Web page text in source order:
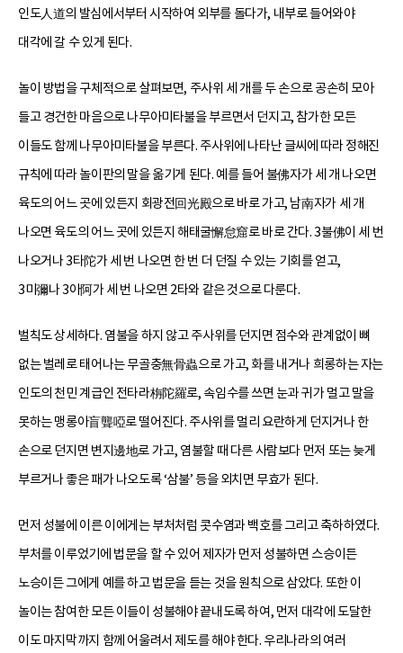
인도人道의 발심에서부터 시작하여 외부를 돌다가, 내부로 들어와야
대각에 갈 수 있게 된다.
놀이 방법을 구체적으로 살펴보면, 주사위 세 개를 두 손으로 공손히 모아
들고 경건한 마음으로 나무아미타불을 부르면서 던지고, 참가한 모든
이들도 함께 나무아미타불을 부른다. 주사위에 나타난 글씨에 따라 정해진
규칙에 따라 놀이판의 말을 옮기게 된다. 예를 들어 불佛자가 세 개 나오면
육도의 어느 곳에 있든지 회광전回光殿으로 바로 가고, 남南자가 세 개
나오면 육도의 어느 곳에 있든지 해태굴懈怠窟로 바로 간다. 3불佛이 세 번
나오거나 3타陀가 세 번 나오면 한 번 더 던질 수 있는 기회를 얻고,
3미彌나 3아阿가 세 번 나오면 2타와 같은 것으로 다룬다.
벌칙도 상세하다. 염불을 하지 않고 주사위를 던지면 점수와 관계없이 뼈
없는 벌레로 태어나는 무골충無骨蟲으로 가고, 화를 내거나 희롱하는 자는
인도의 천민 계급인 전타라栴陀羅로, 속임수를 쓰면 눈과 귀가 멀고 말을
못하는 맹롱아盲聾啞로 떨어진다. 주사위를 멀리 요란하게 던지거나 한
손으로 던지면 변지邊地로 가고, 염불할 때 다른 사람보다 먼저 또는 늦게
부르거나 좋은 패가 나오도록 ‘삼불’ 등을 외치면 무효가 된다.
먼저 성불에 이른 이에게는 부처처럼 콧수염과 백호를 그리고 축하하였다.
부처를 이루었기에 법문을 할 수 있어 제자가 먼저 성불하면 스승이든
노승이든 그에게 예를 하고 법문을 듣는 것을 원칙으로 삼았다. 또한 이
놀이는 참여한 모든 이들이 성불해야 끝내도록 하여, 먼저 대각에 도달한
이도 마지막까지 함께 어울려서 제도를 해야 한다. 우리나라의 여러